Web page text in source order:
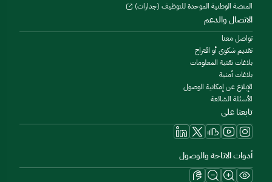
المنصة الوطنية الموحدة للتوظيف (جدارات)
الاتصال والدعم
تواصل معنا
تقديم شكوى أو اقتراح
بلاغات تقنية المعلومات
بلاغات أمنية
الإبلاغ عن إمكانية الوصول
الأسئلة الشائعة
تابعنا على
أدوات الاتاحة والوصول